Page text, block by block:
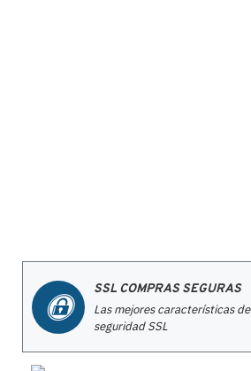
SSL COMPRAS SEGURAS
Las mejores características de
seguridad SSL